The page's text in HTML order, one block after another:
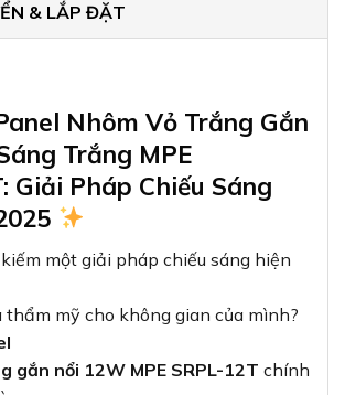
& LẮP ĐẶT
Nhôm Vỏ Trắng Gắn
Trắng MPE
Giải Pháp Chiếu Sáng
một giải pháp chiếu sáng hiện
thẩm mỹ cho không gian của mình?
gắn nổi 12W MPE SRPL-12T chính